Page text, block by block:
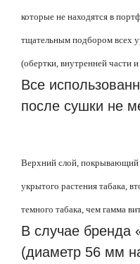
которые не находятся в
тщательным подбором всех
(обертки, внутренней части
Все
после сушки не
Верхний слой, покрывающий
укрытого растения табака,
темного табака, чем гамма
В случае бренда
(диаметр 56 мм